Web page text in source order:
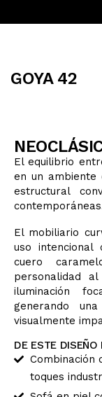
INICIO
NOSOTROS
SERVICIOS
¿CÓMO
GOYA 42
El equilibrio
en un ambiente
estructural
El mobiliario
uso
cuero
personalidad
iluminación
generando
visualmente
DE ESTE DISEÑO
Combinación
toques